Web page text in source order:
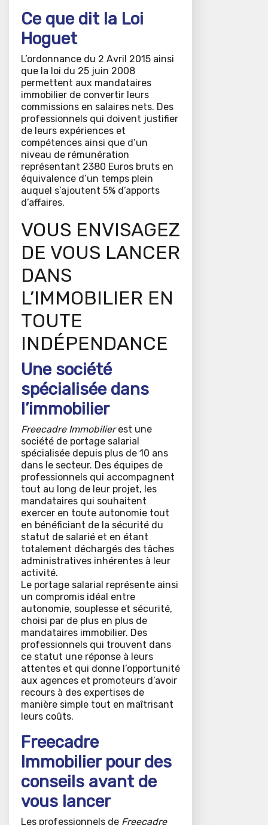
Ce que dit la Loi
Hoguet
L’ordonnance du 2 Avril 2015 ainsi
que la loi du 25 juin 2008
permettent aux mandataires
immobilier de convertir leurs
commissions en salaires nets. Des
professionnels qui doivent justifier
de leurs expériences et
compétences ainsi que d’un
niveau de rémunération
représentant 2380 Euros bruts en
équivalence d’un temps plein
auquel s’ajoutent 5% d’apports
d’affaires.
VOUS ENVISAGEZ
DE VOUS LANCER
DANS
L’IMMOBILIER EN
TOUTE
INDÉPENDANCE
Une société
spécialisée dans
l’immobilier
Freecadre Immobilierest une
société de portage salarial
spécialisée depuis plus de 10 ans
dans le secteur. Des équipes de
professionnels qui accompagnent
tout au long de leur projet, les
mandataires qui souhaitent
exercer en toute autonomie tout
en bénéficiant de la sécurité du
statut de salarié et en étant
totalement déchargés des tâches
administratives inhérentes à leur
activité.
Le portage salarial représente ainsi
un compromis idéal entre
autonomie, souplesse et sécurité,
choisi par de plus en plus de
mandataires immobilier. Des
professionnels qui trouvent dans
ce statut une réponse à leurs
attentes et qui donne l’opportunité
aux agences et promoteurs d’avoir
recours à des expertises de
manière simple tout en maîtrisant
leurs coûts.
Freecadre
Immobilier pour des
conseils avant de
vous lancer
Les professionnels de Freecadre